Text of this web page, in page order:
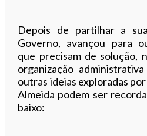
Depois de partilhar a
Governo, avançou para
que precisam de solução,
organização
outras ideias exploradas
Almeida podem ser
baixo: